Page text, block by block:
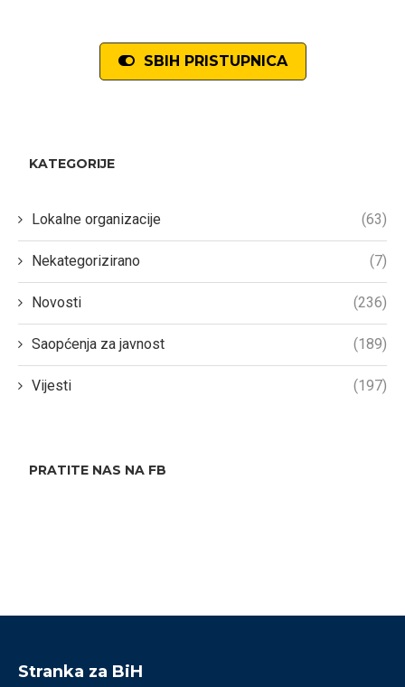
SBIH PRISTUPNICA
KATEGORIJE
Lokalne organizacije (63)
Nekategorizirano (7)
Novosti (236)
Saopćenja za javnost (189)
Vijesti (197)
PRATITE NAS NA FB
Stranka za BiH